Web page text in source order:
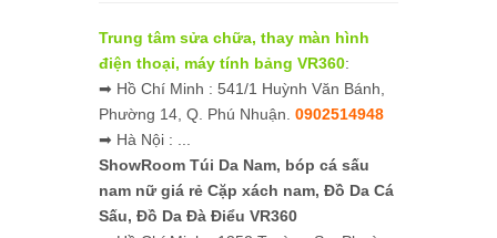
Trung tâm sửa chữa, thay màn hình
điện thoại, máy tính bảng VR360:
➡ Hồ Chí Minh : 541/1 Huỳnh Văn Bánh,
Phường 14, Q. Phú Nhuận. 0902514948
➡ Hà Nội : ...
ShowRoom Túi Da Nam, bóp cá sấu
nam nữ giá rẻ Cặp xách nam, Đồ Da Cá
Sấu, Đồ Da Đà Điểu VR360